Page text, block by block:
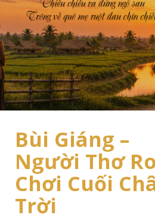
Bùi Giáng –
Người Thơ
Chơi Cuối
Trời